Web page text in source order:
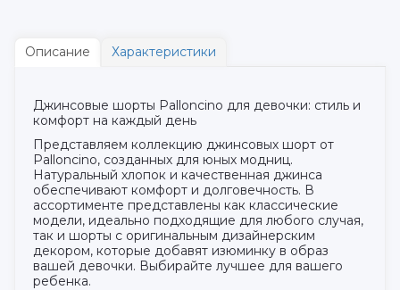
Описание Характеристики
Джинсовые шорты Palloncino для девочки: стиль и
комфорт на каждый день
Представляем коллекцию джинсовых шорт от
Palloncino, созданных для юных модниц.
Натуральный хлопок и качественная джинса
обеспечивают комфорт и долговечность. В
ассортименте представлены как классические
модели, идеально подходящие для любого случая,
так и шорты с оригинальным дизайнерским
декором, которые добавят изюминку в образ
вашей девочки. Выбирайте лучшее для вашего
ребенка.